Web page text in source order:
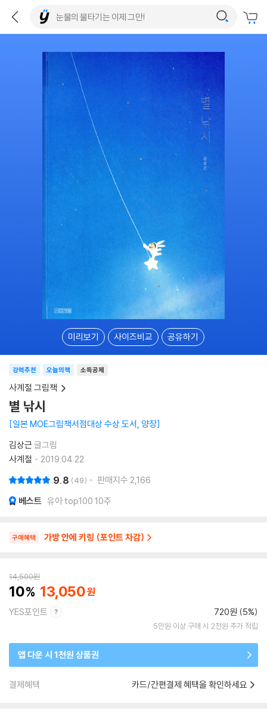
미리보기 사이즈비교 공유하기
소득공제
강력추천 오늘의책
사계절 그림책
별 낚시
일본 MOE그림책서점대상 수상 도서, 양장
김상근 글그림
사계절
2019.04.22.
9.8 49 판매지수 2,166
베스트 유아 top100 10주
구매혜택 가방 안에 키링 (포인트 차감)
14,500원
10 13,050
YES포인트 720원 (5%)
5만원 이상 구매 시 2천원 추가 적립
앱 다운 시 1천원 상품권
결제혜택 카드/간편결제 혜택을 확인하세요